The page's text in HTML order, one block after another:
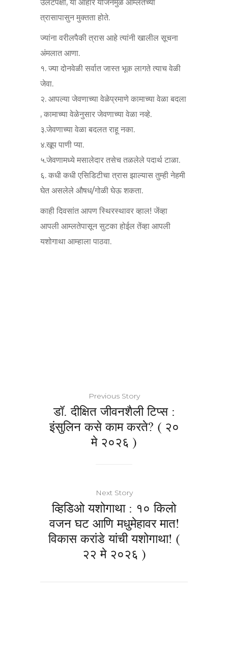
उलटपक्षी, या आहार योजनेमुळे आम्लतेच्या
त्रासापासुन मुक्तता होते.
ज्यांना वरीलपैकी त्रास आहे त्यांनी खालील सूचना
अंमलात आणा.
१. ज्या दोनवेळी सर्वात जास्त भूक लागते त्याच वेळी
जेवा.
२. आपल्या जेवणाच्या वेळेप्रमाणे कामाच्या वेळा बदला
, कामाच्या वेळेनुसार जेवणाच्या वेळा नव्हे.
३.जेवणाच्या वेळा बदलत राहू नका.
४.खूप पाणी प्या.
५.जेवणामध्ये मसालेदार तसेच तळलेले पदार्थ टाळा.
६. कधी कधी एसिडिटीचा त्रास झाल्यास तुम्ही नेहमी
घेत असलेले औषध/गोळी घेऊ शकता.
काही दिवसांत आपण स्थिरस्थावर व्हाल! जेंव्हा
आपली आम्लतेपासून सुटका होईल तेंव्हा आपली
यशोगाथा आम्हाला पाठवा.
Previous Story
डॉ. दीक्षित जीवनशैली टिप्स :
इंसुलिन कसे काम करते? ( २०
मे २०२६ )
Next Story
व्हिडिओ यशोगाथा : १० किलो
वजन घट आणि मधुमेहावर मात!
विकास करांडे यांची यशोगाथा! (
२२ मे २०२६ )